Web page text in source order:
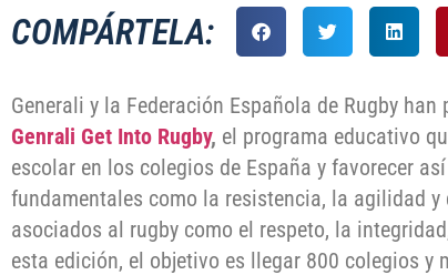
COMPÁRTELA:
Generali y la Federación Española de Rugby
Genrali Get Into Rugby, el programa educativo
escolar en los colegios de España y favorecer
fundamentales como la resistencia, la agilidad
asociados al rugby como el respeto, la
esta edición, el objetivo es llegar 800 colegios y